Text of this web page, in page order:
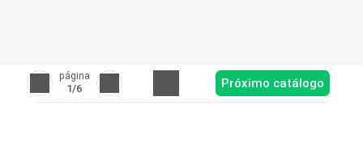
página
1/6 Próximo catálogo